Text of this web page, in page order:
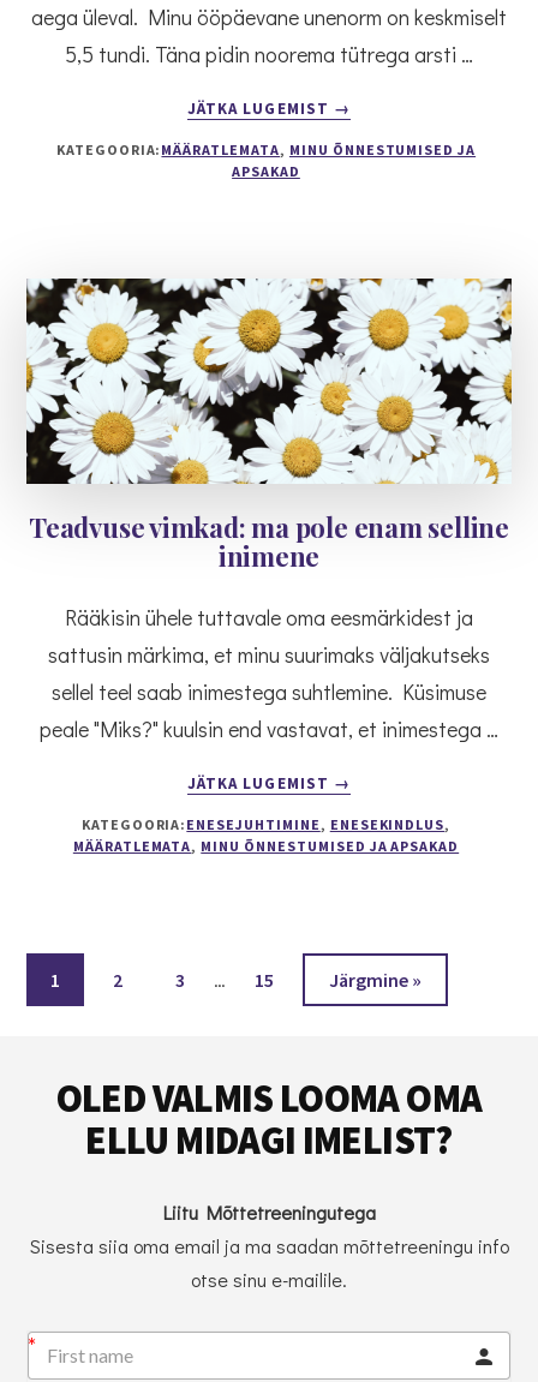
aega üleval. Minu ööpäevane unenorm on keskmiselt
5,5 tundi. Täna pidin noorema tütrega arsti …
JÄTKA LUGEMIST
KURADILE
KÕIK
→
KATEGOORIA: MÄÄRATLEMATA, MINU ÕNNESTUMISED JA
APSAKAD
Teadvuse vimkad: ma pole enam selline
inimene
Rääkisin ühele tuttavale oma eesmärkidest ja
sattusin märkima, et minu suurimaks väljakutseks
sellel teel saab inimestega suhtlemine. Küsimuse
peale "Miks?" kuulsin end vastavat, et inimestega …
JÄTKA LUGEMIST
TEADVUSE
VIMKAD:
MA
INIMENE
→
KATEGOORIA: ENESEJUHTIMINE, ENESEKINDLUS,
MÄÄRATLEMATA, MINU ÕNNESTUMISED JA APSAKAD
Page
1 Page
2 Page
3
Interim
… Page
15 Järgmine »
OLED VALMIS LOOMA OMA
ELLU MIDAGI IMELIST?
Liitu Mõttetreeningutega
Sisesta siia oma email ja ma saadan mõttetreeningu info
otse sinu e-mailile.